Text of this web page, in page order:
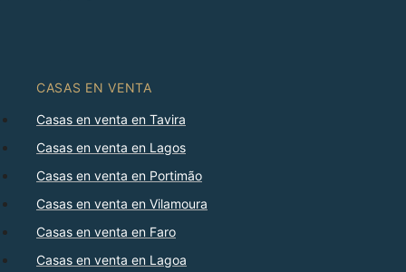
CASAS EN VENTA
Casas en venta en Tavira
Casas en venta en Lagos
Casas en venta en Portimão
Casas en venta en Vilamoura
Casas en venta en Faro
Casas en venta en Lagoa